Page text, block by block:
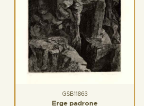
GSB11863
Erge padrone